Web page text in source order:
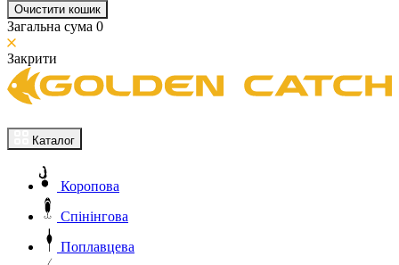
Очистити кошик
Загальна сума 0
Закрити
Каталог
Коропова
Спінінгова
Поплавцева